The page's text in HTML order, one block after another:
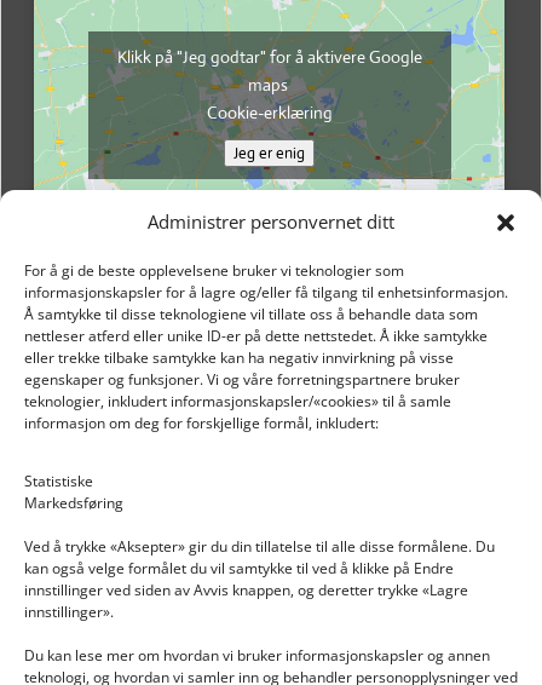
Administrer personvernet ditt
For å gi de beste opplevelsene bruker vi teknologier som
informasjonskapsler for å lagre og/eller få tilgang til enhetsinformasjon.
Å samtykke til disse teknologiene vil tillate oss å behandle data som
nettleser atferd eller unike ID-er på dette nettstedet. Å ikke samtykke
eller trekke tilbake samtykke kan ha negativ innvirkning på visse
egenskaper og funksjoner. Vi og våre forretningspartnere bruker
teknologier, inkludert informasjonskapsler/«cookies» til å samle
informasjon om deg for forskjellige formål, inkludert:
Statistiske
Markedsføring
Ved å trykke «Aksepter» gir du din tillatelse til alle disse formålene. Du
kan også velge formålet du vil samtykke til ved å klikke på Endre
innstillinger ved siden av Avvis knappen, og deretter trykke «Lagre
innstillinger».
Du kan lese mer om hvordan vi bruker informasjonskapsler og annen
teknologi, og hvordan vi samler inn og behandler personopplysninger ved
Klikk på "Jeg godtar" for å aktivere Google
maps
Cookie-erklæring
Jeg er enig
INFORMASJON